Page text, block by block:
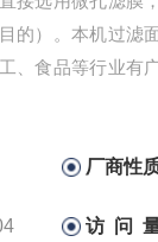
的）。本机过滤
、食品等行业有
厂商性
访 问